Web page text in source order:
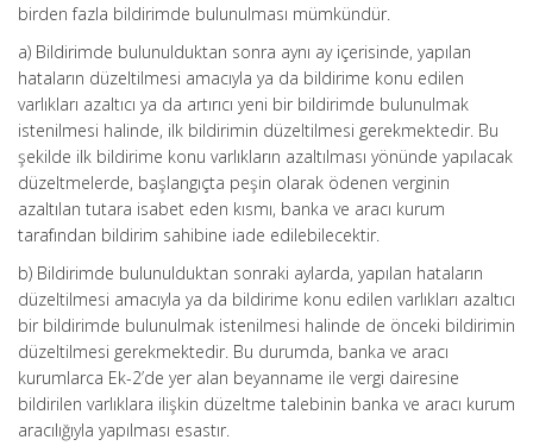
birden fazla bildirimde bulunulması mümkündür.
a) Bildirimde bulunulduktan sonra aynı ay içerisinde, yapılan
hataların düzeltilmesi amacıyla ya da bildirime konu edilen
varlıkları azaltıcı ya da artırıcı yeni bir bildirimde bulunulmak
istenilmesi halinde, ilk bildirimin düzeltilmesi gerekmektedir. Bu
şekilde ilk bildirime konu varlıkların azaltılması yönünde yapılacak
düzeltmelerde, başlangıçta peşin olarak ödenen verginin
azaltılan tutara isabet eden kısmı, banka ve aracı kurum
tarafından bildirim sahibine iade edilebilecektir.
b) Bildirimde bulunulduktan sonraki aylarda, yapılan hataların
düzeltilmesi amacıyla ya da bildirime konu edilen varlıkları azaltıcı
bir bildirimde bulunulmak istenilmesi halinde de önceki bildirimin
düzeltilmesi gerekmektedir. Bu durumda, banka ve aracı
kurumlarca Ek-2’de yer alan beyanname ile vergi dairesine
bildirilen varlıklara ilişkin düzeltme talebinin banka ve aracı kurum
aracılığıyla yapılması esastır.